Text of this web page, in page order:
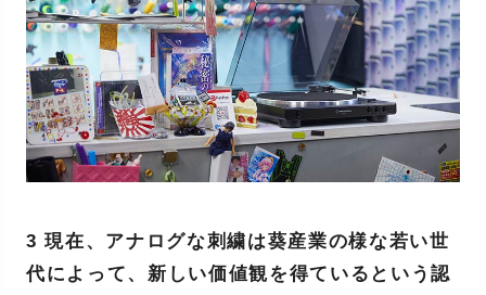
3 現在、アナログな刺繍は葵産業の様な若い世
代によって、新しい価値観を得ているという認